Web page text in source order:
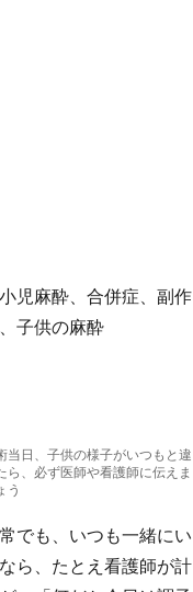
当日、子供の様子がいつもと違
ら、必ず医師や看護師に伝えま
う
でも、いつも一緒にい
ら、たとえ看護師が計